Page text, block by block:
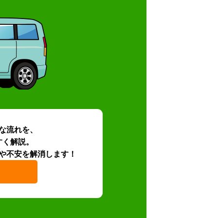
流れを、
解説。
不安を解消します！